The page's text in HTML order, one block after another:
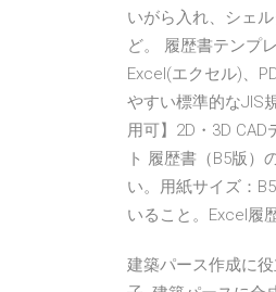
いがら入れ、シェ
ど。 履歴書テンプ
Excel(エクセル)、
やすい標準的なJIS
用可】2D・3D
ト 履歴書（B5版）
い。用紙サイズ：
いること。Excel履
建築パース作成に